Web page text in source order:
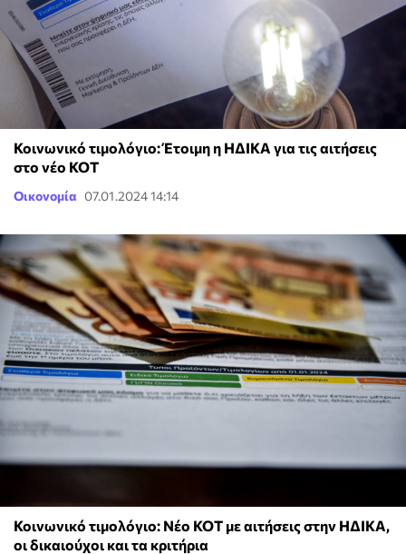
Κοινωνικό τιμολόγιο: Έτοιμη η ΗΔΙΚΑ για τις αιτήσεις
στο νέο ΚΟΤ
Οικονομία 07.01.2024 14:14
Κοινωνικό τιμολόγιο: Νέο ΚΟΤ με αιτήσεις στην ΗΔΙΚΑ,
οι δικαιούχοι και τα κριτήρια